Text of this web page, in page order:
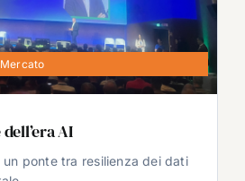
AI
un ponte tra resilienza dei dati